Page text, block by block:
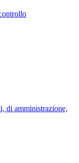
di amministrazione,